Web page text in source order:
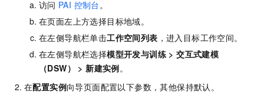
访问 PAI 控制台。
在页面左上方选择目标地域。
在左侧导航栏单击工作空间列表 ，进入目标工作空间。
在左侧导航栏选择模型开发与训练 >交互式建模
（DSW）
>新建实例。
在配置实例向导页面配置以下参数，其他保持默认。